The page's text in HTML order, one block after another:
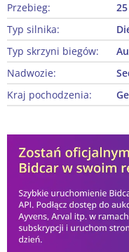
Przebieg:
Typ silnika:
Typ skrzyni biegów:
Nadwozie:
Kraj pochodzenia: